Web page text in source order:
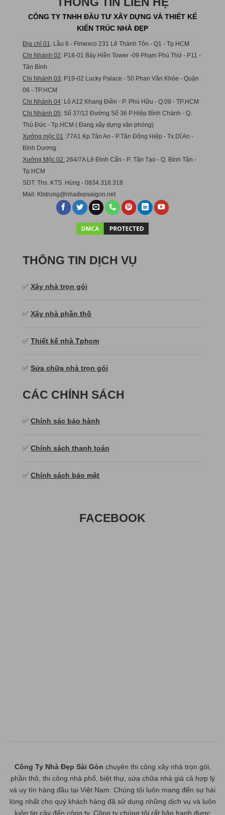
CÔNG TY TNHH ĐẦU TƯ XÂY DỰNG VÀ THIẾT KẾ
KIẾN TRÚC NHÀ ĐẸP
Địa chỉ 01 : Lầu 6 - Fimexco 231 Lê Thánh Tôn - Q1 - Tp.HCM
Chi Nhánh 02: P18-01 Bảy Hiền Tower -09 Phạm Phú Thứ - P11 -
Tân Bình
Chi Nhánh 03: P19-02 Lucky Palace - 50 Phan Văn Khỏe - Quận
06 - TP.HCM
Chi Nhánh 04: Lô A12 Khang Điền - P. Phú Hữu - Q.09 - TP.HCM
Chi Nhánh 05: Số 37/12 Đường Số 36 P.Hiệp Bình Chánh - Q.
Thủ Đức - Tp.HCM ( Đang xây dựng văn phòng)
Xưởng mộc 01
:77A1 Kp.Tân An - P.Tân Đông Hiệp - Tx.Dĩ An -
Bình Dương.
Xưởng Mộc 02: 264/7A Lê Đình Cẩn - P. Tân Tạo - Q. Bình Tân -
Tp.HCM
SDT: Ths. KTS. Hùng - 0834.318.318
Mail: Ktstrung@nhadepsaigon.net
THÔNG TIN DỊCH VỤ
✅ Xây nhà trọn gói
✅ Xây nhà phần thô
✅ Thiết kế nhà Tphcm
✅ Sửa chữa nhà trọn gói
CÁC CHÍNH SÁCH
✅ Chính sác bảo hành
✅ Chính sách thanh toán
✅ Chính sách bảo mật
FACEBOOK
Công Ty Nhà Đẹp Sài Gòn chuyên thi công xây nhà trọn gói,
phần thô, thi công nhà phố, biệt thự, sửa chữa nhà giá cả hợp lý
và uy tín hàng đầu tại Việt Nam. Chúng tôi luôn mang đến sự hài
lòng nhất cho quý khách hàng đã sử dụng những dịch vụ và luôn
luôn tin cậy đến công ty. Công ty chúng tôi rất hân hạnh được